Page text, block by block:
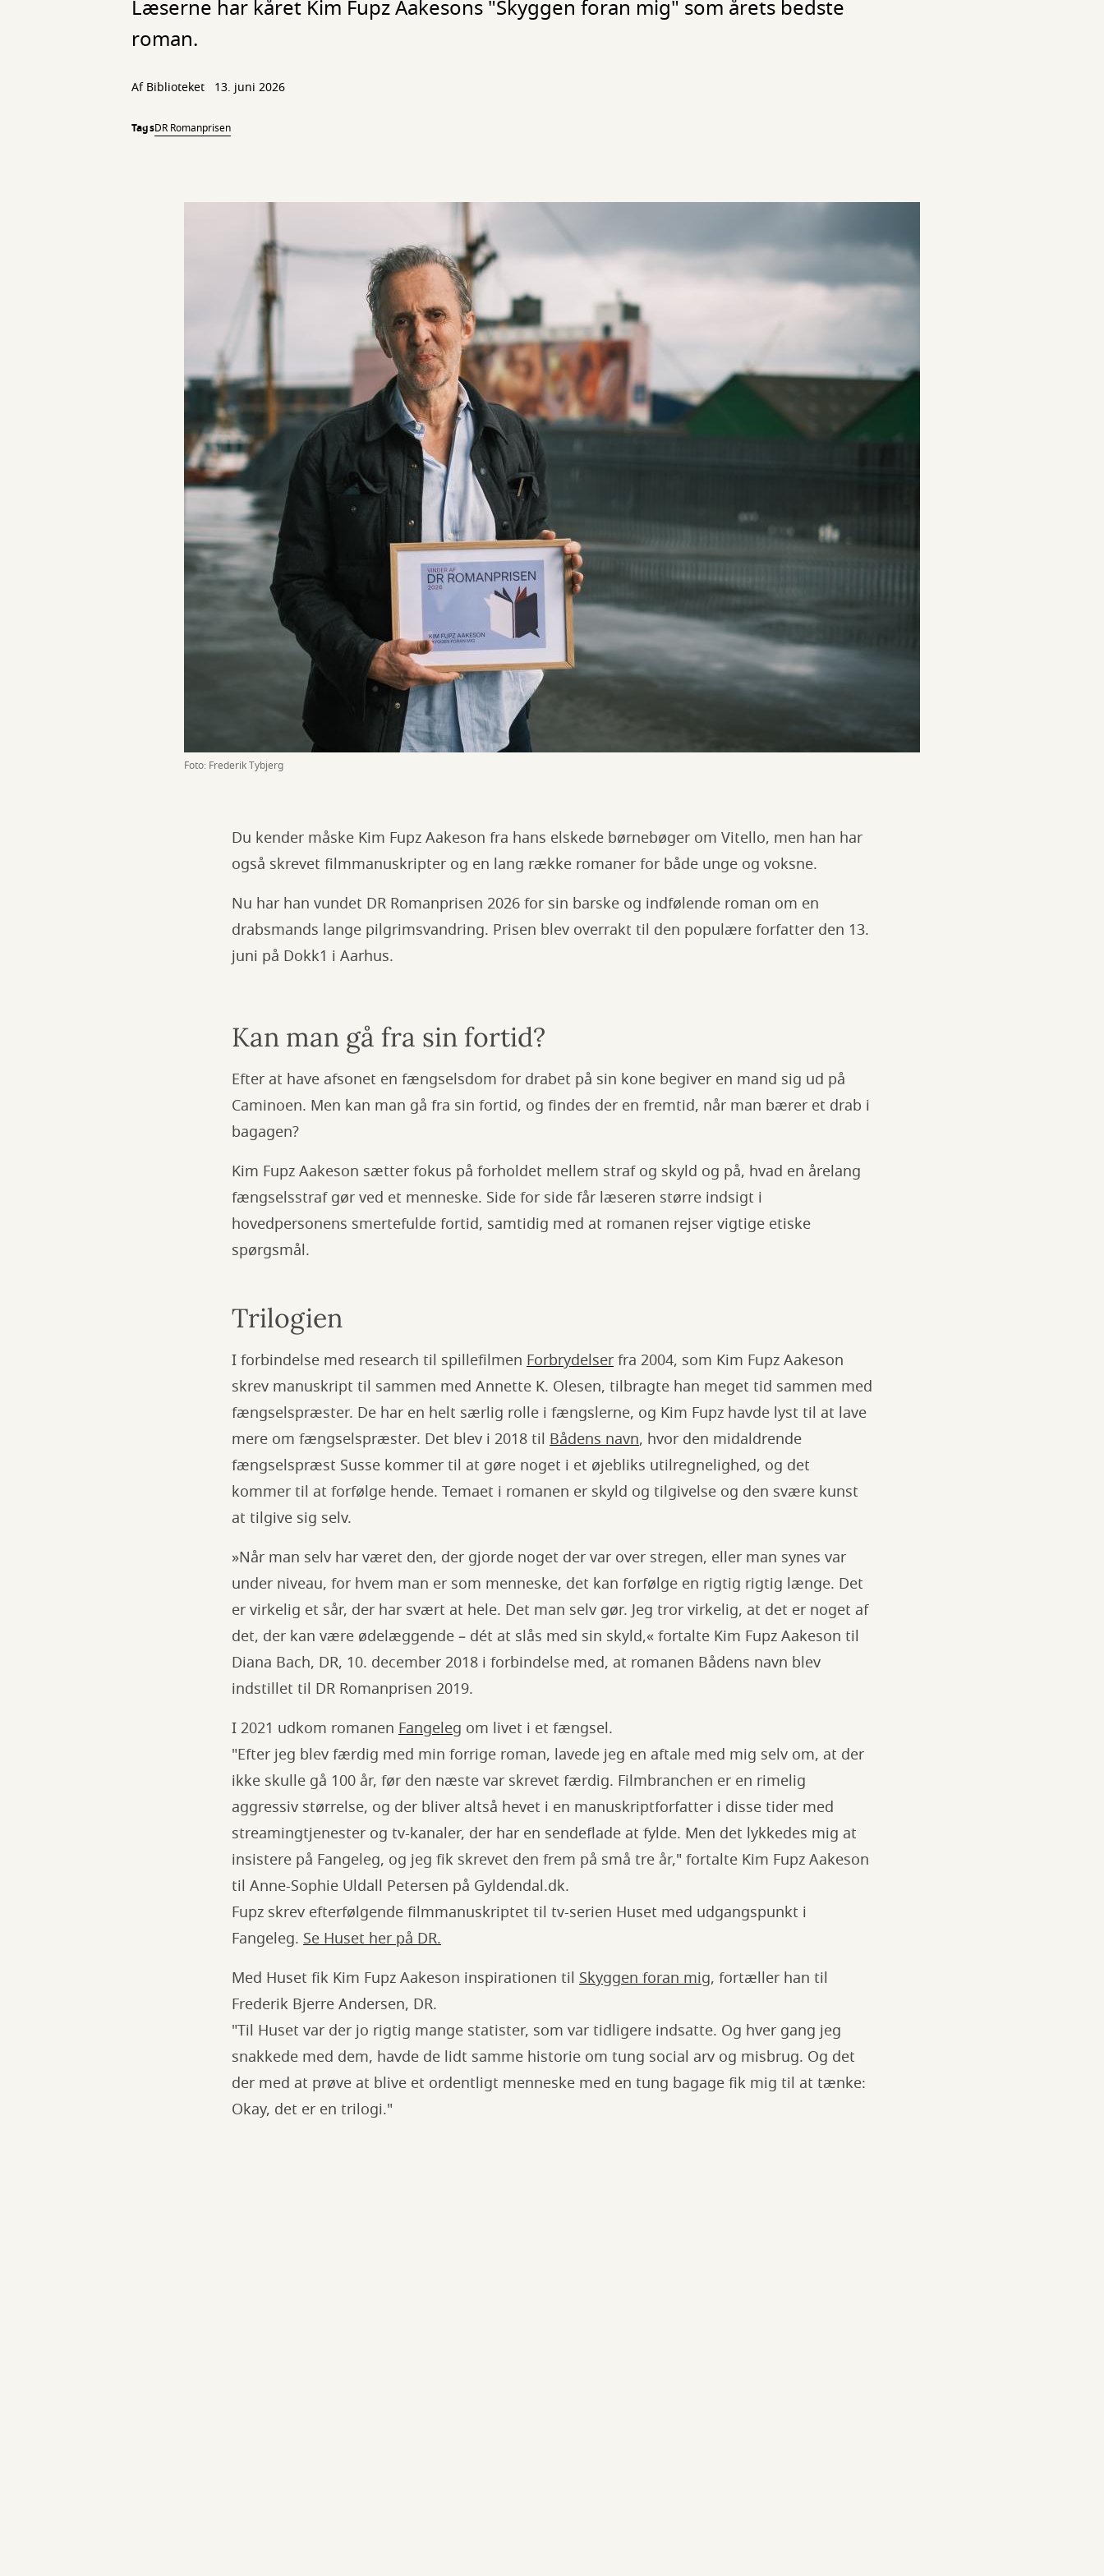
Læserne har kåret Kim Fupz Aakesons "Skyggen foran mig" som årets bedste
roman.
Af Biblioteket 13. juni 2026
TagsDR Romanprisen
Foto: Frederik Tybjerg
Du kender måske Kim Fupz Aakeson fra hans elskede børnebøger om Vitello, men han har
også skrevet filmmanuskripter og en lang række romaner for både unge og voksne.
Nu har han vundet DR Romanprisen 2026 for sin barske og indfølende roman om en
drabsmands lange pilgrimsvandring. Prisen blev overrakt til den populære forfatter den 13.
juni på Dokk1 i Aarhus.
Kan man gå fra sin fortid?
Efter at have afsonet en fængselsdom for drabet på sin kone begiver en mand sig ud på
Caminoen. Men kan man gå fra sin fortid, og findes der en fremtid, når man bærer et drab i
bagagen?
Kim Fupz Aakeson sætter fokus på forholdet mellem straf og skyld og på, hvad en årelang
fængselsstraf gør ved et menneske. Side for side får læseren større indsigt i
hovedpersonens smertefulde fortid, samtidig med at romanen rejser vigtige etiske
spørgsmål.
Trilogien
I forbindelse med research til spillefilmen Forbrydelserfra 2004, som Kim Fupz Aakeson
skrev manuskript til sammen med Annette K. Olesen, tilbragte han meget tid sammen med
fængselspræster. De har en helt særlig rolle i fængslerne, og Kim Fupz havde lyst til at lave
mere om fængselspræster. Det blev i 2018 til Bådens navn, hvor den midaldrende
fængselspræst Susse kommer til at gøre noget i et øjebliks utilregnelighed, og det
kommer til at forfølge hende. Temaet i romanen er skyld og tilgivelse og den svære kunst
at tilgive sig selv.
»Når man selv har været den, der gjorde noget der var over stregen, eller man synes var
under niveau, for hvem man er som menneske, det kan forfølge en rigtig rigtig længe. Det
er virkelig et sår, der har svært at hele. Det man selv gør. Jeg tror virkelig, at det er noget af
det, der kan være ødelæggende – dét at slås med sin skyld,« fortalte Kim Fupz Aakeson til
Diana Bach, DR, 10. december 2018 i forbindelse med, at romanen Bådens navn blev
indstillet til DR Romanprisen 2019.
I 2021 udkom romanen Fangeleg om livet i et fængsel.
"Efter jeg blev færdig med min forrige roman, lavede jeg en aftale med mig selv om, at der
ikke skulle gå 100 år, før den næste var skrevet færdig. Filmbranchen er en rimelig
aggressiv størrelse, og der bliver altså hevet i en manuskriptforfatter i disse tider med
streamingtjenester og tv-kanaler, der har en sendeflade at fylde. Men det lykkedes mig at
insistere på Fangeleg, og jeg fik skrevet den frem på små tre år," fortalte Kim Fupz Aakeson
til Anne-Sophie Uldall Petersen på Gyldendal.dk.
Fupz skrev efterfølgende filmmanuskriptet til tv-serien Huset med udgangspunkt i
Fangeleg. Se Huset her på DR.
Med Huset fik Kim Fupz Aakeson inspirationen til Skyggen foran mig, fortæller han til
Frederik Bjerre Andersen, DR.
"Til Huset var der jo rigtig mange statister, som var tidligere indsatte. Og hver gang jeg
snakkede med dem, havde de lidt samme historie om tung social arv og misbrug. Og det
der med at prøve at blive et ordentligt menneske med en tung bagage fik mig til at tænke:
Okay, det er en trilogi."